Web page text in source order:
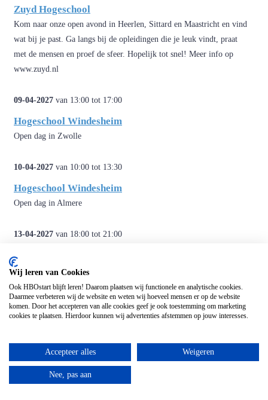
Zuyd Hogeschool
Kom naar onze open avond in Heerlen, Sittard en Maastricht en vind
wat bij je past. Ga langs bij de opleidingen die je leuk vindt, praat
met de mensen en proef de sfeer. Hopelijk tot snel! Meer info op
www.zuyd.nl
09-04-2027 van 13:00 tot 17:00
Hogeschool Windesheim
Open dag in Zwolle
10-04-2027 van 10:00 tot 13:30
Hogeschool Windesheim
Open dag in Almere
13-04-2027 van 18:00 tot 21:00
Hogeschool van Amsterdam
Kom naar onze open avond op verschillende locaties, proef de sfeer
en ontmoet andere studiekiezers. Of stel je vragen aan studenten en/of
docenten. Zie hva.nl/opendag voor meer informatie.
Zuyd Hogeschool
Ben je op zoek naar een leuke op­lei­ding? Kom dan naar de online
open avond van Zuyd! Dit is jouw kans om ont­dek­ken welke op­lei­
Wij leren van Cookies
Ook HBOstart blijft leren! Daarom plaatsen wij functionele en analytische cookies.
Daarmee verbeteren wij de website en weten wij hoeveel mensen er op de website
komen. Door het accepteren van alle cookies geef je ook toestemming om marketing
cookies te plaatsen. Hierdoor kunnen wij advertenties afstemmen op jouw interesses.
Accepteer alles Weigeren
Nee, pas aan